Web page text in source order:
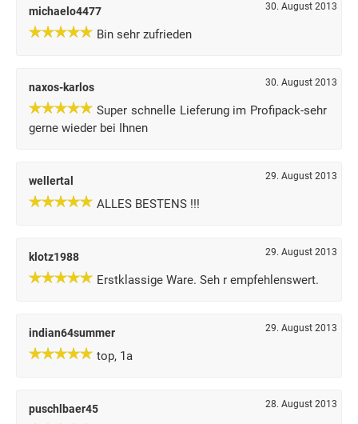
michaelo4477 30. August 2013
Bin sehr zufrieden
naxos-karlos 30. August 2013
Super schnelle Lieferung im Profipack-sehr
gerne wieder bei Ihnen
wellertal 29. August 2013
ALLES BESTENS !!!
klotz1988 29. August 2013
Erstklassige Ware. Seh r empfehlenswert.
indian64summer 29. August 2013
top, 1a
puschlbaer45 28. August 2013